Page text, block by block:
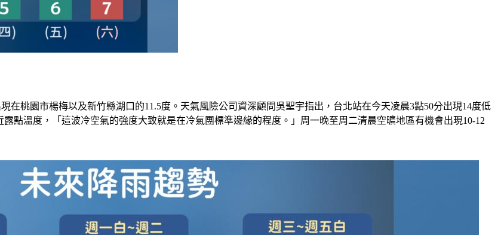
在桃園市楊梅以及新竹縣湖口的11.5度。天氣風險公司資深顧問吳聖宇指出，台北站在今天凌晨3點50分出現14度低
點溫度，「這波冷空氣的強度大致就是在冷氣團標準邊緣的程度。」周一晚至周二清晨空曠地區有機會出現10-12